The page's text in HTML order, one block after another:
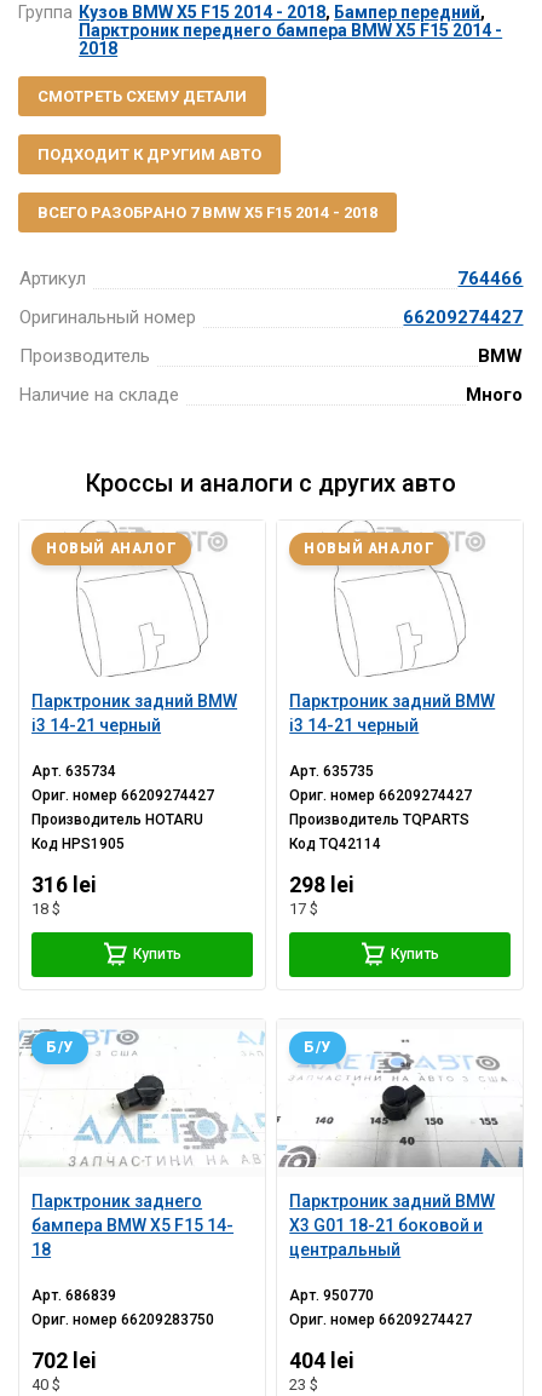
Артикул
764466
Оригинальный номер
66209274427
Производитель
BMW
Наличие на складе
Много
Группа Кузов BMW X5 F15 2014 - 2018, Бампер передний,
Парктроник переднего бампера BMW X5 F15 2014 -
2018
СМОТРЕТЬ СХЕМУ ДЕТАЛИ
ПОДХОДИТ К ДРУГИМ АВТО
ВСЕГО РАЗОБРАНО 7 BMW X5 F15 2014 - 2018
Кроссы и аналоги с других авто
Парктроник задний BMW
i3 14-21 черный
НОВЫЙ АНАЛОГ
Арт.635734
Ориг. номер66209274427
Производитель HOTARU
Код HPS1905
316 lei
18 $
Купить
Парктроник задний BMW
i3 14-21 черный
НОВЫЙ АНАЛОГ
Арт.635735
Ориг. номер66209274427
ПроизводительTQPARTS
КодTQ42114
298 lei
17 $
Купить
Парктроник заднего
бампера BMW X5 F15 14-
18
Б/У
Арт.686839
Ориг. номер66209283750
702 lei
40 $
Парктроник задний BMW
X3 G01 18-21 боковой и
центральный
Б/У
Арт.950770
Ориг. номер66209274427
404 lei
23 $